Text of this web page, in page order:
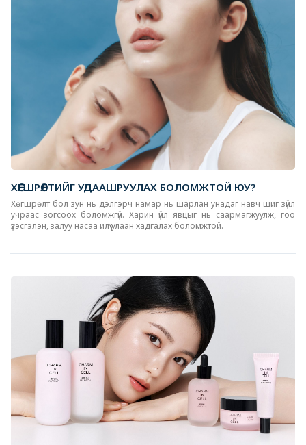
ХӨГШРӨЛТИЙГ УДААШРУУЛАХ БОЛОМЖТОЙ ЮУ?
Хөгшрөлт бол зун нь дэлгэрч намар нь шарлан унадаг навч шиг зүйл
учраас зогсоох боломжгүй. Харин үйл явцыг нь саармагжуулж, гоо
үзэсгэлэн, залуу насаа илүү улаан хадгалах боломжтой.